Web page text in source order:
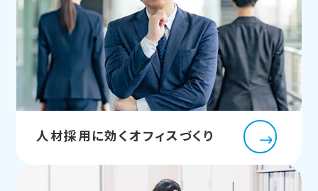
人材採用に効くオフィスづくり